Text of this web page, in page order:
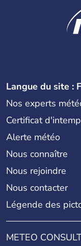
Langue du site :
Nos experts
Certificat
Alerte météo
Nous connaître
Nous rejoindre
Nous contacter
Légende des
METEO